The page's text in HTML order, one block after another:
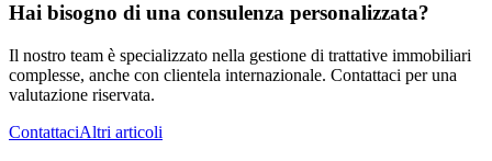
Hai bisogno di una consulenza personalizzata?
Il nostro team è specializzato nella gestione di trattative immobiliari
complesse, anche con clientela internazionale. Contattaci per una
valutazione riservata.
ContattaciAltri articoli